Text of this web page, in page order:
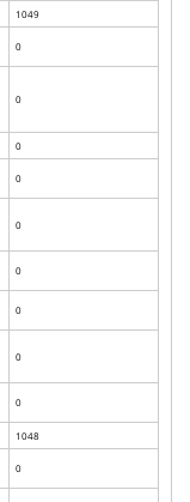
1049
0
0
0
0
0
0
0
0
0
1048
0